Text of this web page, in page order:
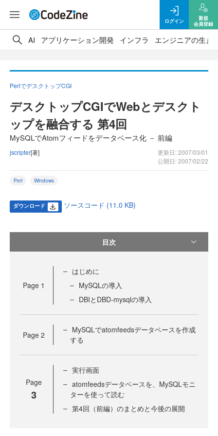
ログイン
新規
会員登録
AI アプリケーション開発 インフラ エンジニアの生き
PerlでデスクトップCGI
デスクトップCGIでWebとデスクト
ップを融合する 第4回
MySQLでAtomフィードをデータベース化 － 前編
jscripter[著]
更新日: 2007/03/01
公開日: 2007/02/22
Perl Windows
ダウンロード ソースコード (11.0 KB)
目次
Page 1
はじめに
MySQLの導入
DBIとDBD-mysqlの導入
Page 2
MySQLでatomfeedsデータベースを作成
する
Page
3
実行画面
atomfeedsデータベースを、MySQLモニ
ターを使って読む
第4回（前編）のまとめと今後の展開